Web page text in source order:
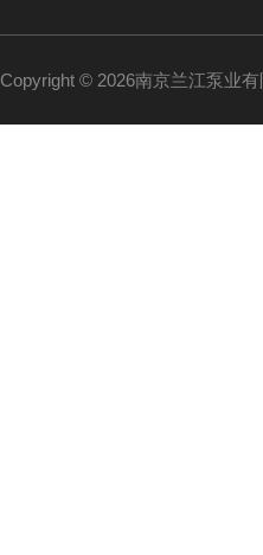
Copyright © 2026南京兰江泵业